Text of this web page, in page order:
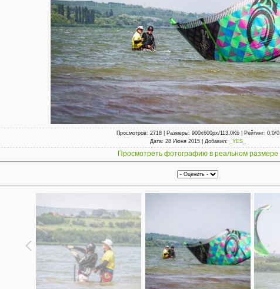
Просмотров: 2718 | Размеры: 900x600px/113.0Kb | Рейтинг: 0.0/0
Дата: 28 Июня 2015 | Добавил: _YES_
Просмотреть фотографию в реальном размере